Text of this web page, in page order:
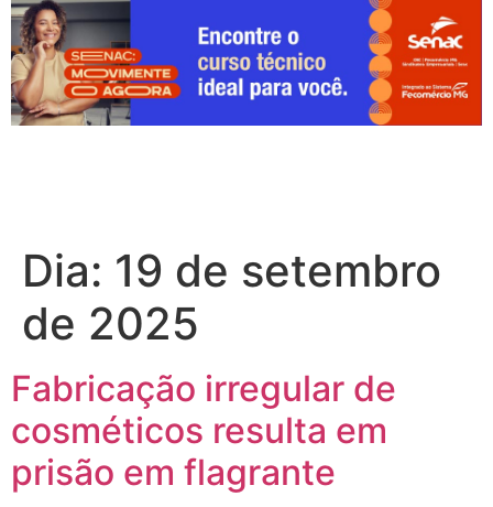
Dia: 19 de setembro
de 2025
Fabricação irregular de
cosméticos resulta em
prisão em flagrante